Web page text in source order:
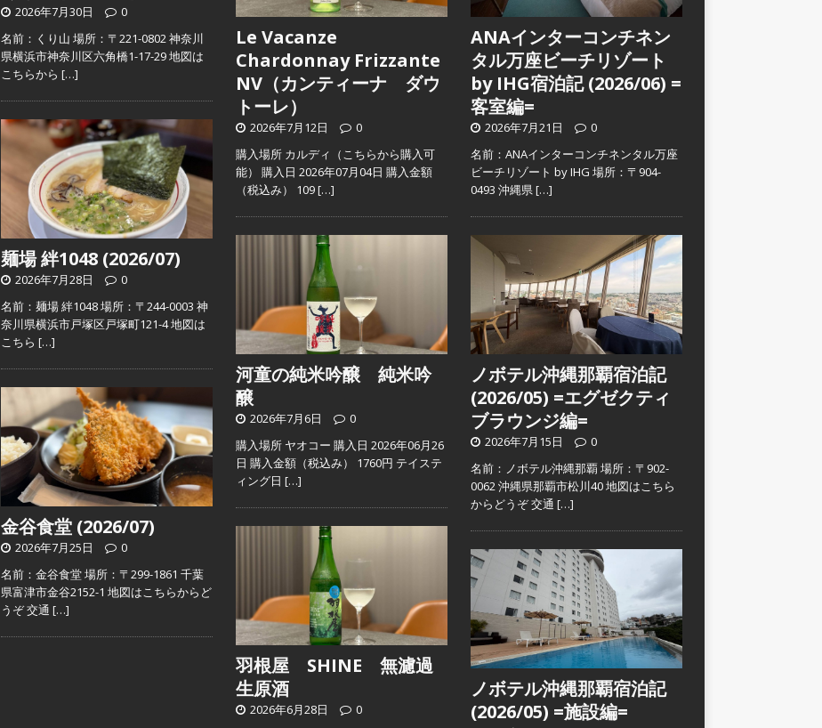
2026年7月30日
0
名前：くり山 場所：〒221-0802 神奈川
県横浜市神奈川区六角橋1-17-29 地図は
こちらから […]
麺場 絆1048 (2026/07)
2026年7月28日
0
名前：麺場 絆1048 場所：〒244-0003 神
奈川県横浜市戸塚区戸塚町121-4 地図は
こちら […]
金谷食堂 (2026/07)
2026年7月25日
0
名前：金谷食堂 場所：〒299-1861 千葉
県富津市金谷2152-1 地図はこちらからど
うぞ 交通 […]
Le Vacanze
Chardonnay Frizzante
NV（カンティーナ ダウ
トーレ）
2026年7月12日
0
購入場所 カルディ（こちらから購入可
能） 購入日 2026年07月04日 購入金額
（税込み） 109[…]
河童の純米吟醸 純米吟
醸
2026年7月6日
0
購入場所 ヤオコー 購入日 2026年06月26
日 購入金額（税込み） 1760円 テイステ
ィング日 […]
羽根屋 SHINE 無濾過
生原酒
2026年6月28日
0
ANAインターコンチネン
タル万座ビーチリゾート
by IHG宿泊記 (2026/06) =
客室編=
2026年7月21日
0
名前：ANAインターコンチネンタル万座
ビーチリゾート by IHG 場所：〒904-
0493 沖縄県[…]
ノボテル沖縄那覇宿泊記
(2026/05) =エグゼクティ
ブラウンジ編=
2026年7月15日
0
名前：ノボテル沖縄那覇 場所：〒902-
0062 沖縄県那覇市松川40 地図はこちら
からどうぞ 交通 […]
ノボテル沖縄那覇宿泊記
(2026/05) =施設編=